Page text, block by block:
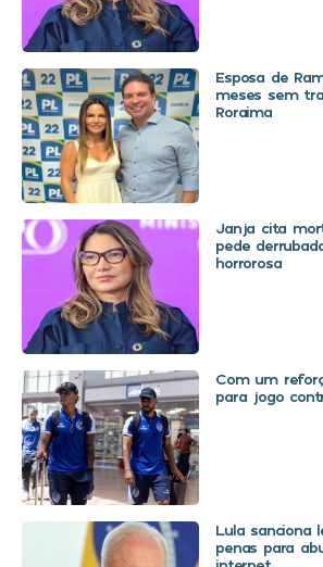
Esposa de
meses sem
Roraima
Janja cita
pede
horrorosa
Com um
para jogo
Lula sanciona
penas para